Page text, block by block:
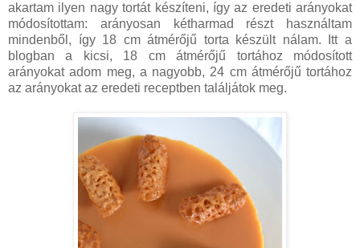
akartam ilyen nagy tortát készíteni, így az eredeti arányokat
módosítottam: arányosan kétharmad részt használtam
mindenből, így 18 cm átmérőjű torta készült nálam. Itt a
blogban a kicsi, 18 cm átmérőjű tortához módosított
arányokat adom meg, a nagyobb, 24 cm átmérőjű tortához
az arányokat az eredeti receptben találjátok meg.